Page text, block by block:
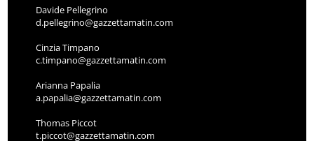
Davide Pellegrino
d.pellegrino@gazzettamatin.com
Cinzia Timpano
c.timpano@gazzettamatin.com
Arianna Papalia
a.papalia@gazzettamatin.com
Thomas Piccot
t.piccot@gazzettamatin.com